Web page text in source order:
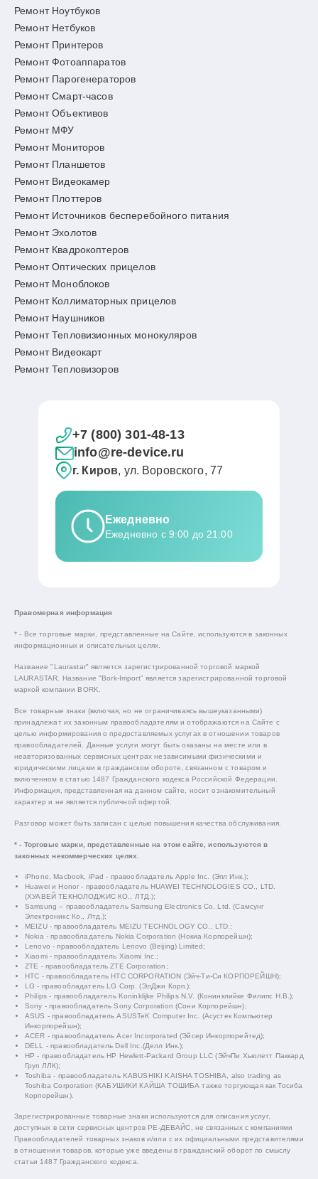
Ремонт Ноутбуков
Ремонт Нетбуков
Ремонт Принтеров
Ремонт Фотоаппаратов
Ремонт Парогенераторов
Ремонт Смарт-часов
Ремонт Объективов
Ремонт МФУ
Ремонт Мониторов
Ремонт Планшетов
Ремонт Видеокамер
Ремонт Плоттеров
Ремонт Источников бесперебойного питания
Ремонт Эхолотов
Ремонт Квадрокоптеров
Ремонт Оптических прицелов
Ремонт Моноблоков
Ремонт Коллиматорных прицелов
Ремонт Наушников
Ремонт Тепловизионных монокуляров
Ремонт Видеокарт
Ремонт Тепловизоров
+7 (800) 301-48-13
info@re-device.ru
г. Киров, ул. Воровского, 77
Ежедневно
Ежедневно с 9:00 до 21:00
Правомерная информация
* - Все торговые марки, представленные на Сайте, используются в законных
информационных и описательных целях.
Название "Laurastar" является зарегистрированной торговой маркой
LAURASTAR. Название "Bork-Import" является зарегистрированной торговой
маркой компании BORK.
Все товарные знаки (включая, но не ограничиваясь вышеуказанными)
принадлежат их законным правообладателям и отображаются на Сайте с
целью информирования о предоставляемых услугах в отношении товаров
правообладателей. Данные услуги могут быть оказаны на месте или в
неавторизованных сервисных центрах независимыми физическими и
юридическими лицами в гражданском обороте, связанном с товаром и
включенном в статью 1487 Гражданского кодекса Российской Федерации.
Информация, представленная на данном сайте, носит ознакомительный
характер и не является публичной офертой.
Разговор может быть записан с целью повышения качества обслуживания.
* - Торговые марки, представленные на этом сайте, используются в
законных некоммерческих целях.
iPhone, Macbook, iPad - правообладатель Apple Inc. (Эпл Инк.);
Huawei и Honor - правообладатель HUAWEI TECHNOLOGIES CO., LTD.
(ХУАВЕЙ ТЕКНОЛОДЖИС КО., ЛТД.);
Samsung – правообладатель Samsung Electronics Co. Ltd. (Самсунг
Электроникс Ко., Лтд.);
MEIZU - правообладатель MEIZU TECHNOLOGY CO., LTD.;
Nokia - правообладатель Nokia Corporation (Нокиа Корпорейшн);
Lenovo - правообладатель Lenovo (Beijing) Limited;
Xiaomi - правообладатель Xiaomi Inc.;
ZTE - правообладатель ZTE Corporation;
HTC - правообладатель HTC CORPORATION (Эйч-Ти-Си КОРПОРЕЙШН);
LG - правообладатель LG Corp. (ЭлДжи Корп.);
Philips - правообладатель Koninklijke Philips N.V. (Конинклийке Филипс Н.В.);
Sony - правообладатель Sony Corporation (Сони Корпорейшн);
ASUS - правообладатель ASUSTeK Computer Inc. (Асустек Компьютер
Инкорпорейшн);
ACER - правообладатель Acer Incorporated (Эйсер Инкорпорейтед);
DELL - правообладатель Dell Inc.(Делл Инк.);
HP - правообладатель HP Hewlett-Packard Group LLC (ЭйчПи Хьюлетт Паккард
Груп ЛЛК);
Toshiba - правообладатель KABUSHIKI KAISHA TOSHIBA, also trading as
Toshiba Corporation (КАБУШИКИ КАЙША ТОШИБА также торгующая как Тосиба
Корпорейшн).
Зарегистрированные товарные знаки используются для описания услуг,
доступных в сети сервисных центров РЕ-ДЕВАЙС, не связанных с компаниями
Правообладателей товарных знаков и/или с их официальными представителями
в отношении товаров, которые уже введены в гражданский оборот по смыслу
статьи 1487 Гражданского кодекса.